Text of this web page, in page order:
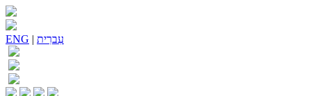
ENG | עִברִית